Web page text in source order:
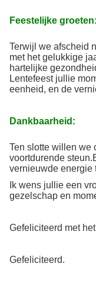
Feestelijke groeten:
Terwijl we afscheid
met het gelukkige
hartelijke
Lentefeest jullie
eenheid, en de
Dankbaarheid:
Ten slotte willen we
voortdurende
vernieuwde energie
Ik wens jullie een
gezelschap en
Gefeliciteerd met
Gefeliciteerd.